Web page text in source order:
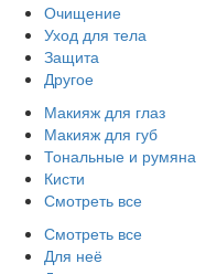
Очищение
Уход для тела
Защита
Другое
Макияж для глаз
Макияж для губ
Тональные и румяна
Кисти
Смотреть все
Смотреть все
Для неё